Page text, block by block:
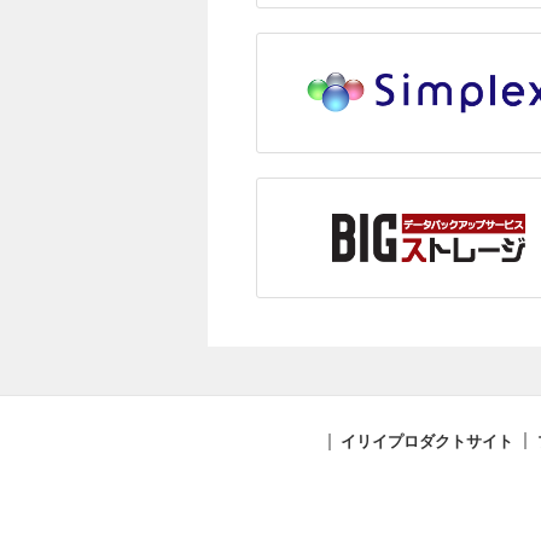
イリイプロダクトサイト